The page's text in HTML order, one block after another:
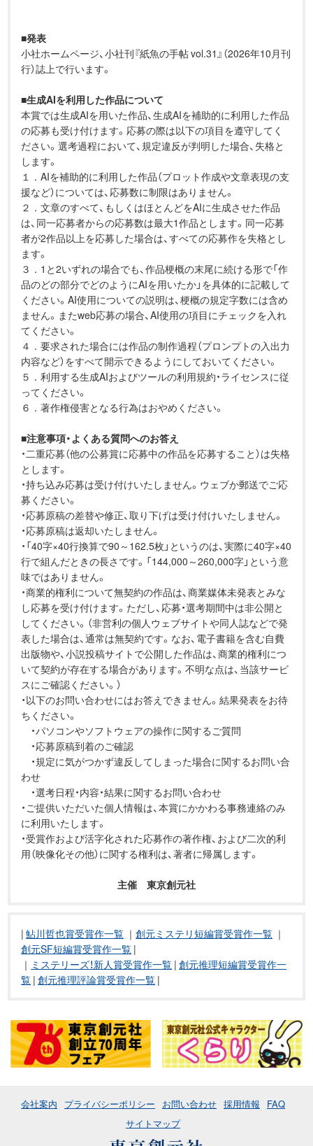
■発表
小社ホームページ、小社刊『紙魚の手帖 vol.31』（2026年10月刊
行）誌上で行います。
■生成AIを利用した作品について
本賞では生成AIを用いた作品、生成AIを補助的に利用した作品
の応募も受け付けます。応募の際は以下の項目を遵守してく
ださい。選考過程において、規定違反が判明した場合、失格と
します。
１．AIを補助的に利用した作品（プロット作成や文章表現の支
援など）については、応募数に制限はありません。
２．文章のすべて、もしくはほとんどをAIに生成させた作品
は、同一応募者からの応募数は最大1作品とします。同一応募
者が2作品以上を応募した場合は、すべての応募作を失格とし
ます。
３．1と2いずれの場合でも、作品梗概の末尾に続ける形で「作
品のどの部分でどのようにAIを用いたか」を具体的に記載して
ください。AI使用についての説明は、梗概の規定字数には含め
ません。またweb応募の場合、AI使用の項目にチェックを入れ
てください。
４．要求された場合には作品の制作過程（プロンプトの入出力
内容など）をすべて開示できるようにしておいてください。
５．利用する生成AIおよびツールの利用規約・ライセンスに従
ってください。
６．著作権侵害となる行為はおやめください。
■注意事項・よくある質問へのお答え
・二重応募（他の公募賞に応募中の作品を応募すること）は失格
とします。
・持ち込み応募は受け付けいたしません。ウェブか郵送でご応
募ください。
・応募原稿の差替や修正、取り下げは受け付けいたしません。
・応募原稿は返却いたしません。
・「40字×40行換算で90～162.5枚」というのは、実際に40字×40
行で組んだときの長さです。「144,000～260,000字」という意
味ではありません。
・商業的権利について無契約の作品は、商業媒体未発表とみな
し応募を受け付けます。ただし、応募・選考期間中は非公開と
してください。（非営利の個人ウェブサイトや同人誌などで発
表した場合は、通常は無契約です。なお、電子書籍を含む自費
出版物や、小説投稿サイトで公開した作品は、商業的権利につ
いて契約が存在する場合があります。不明な点は、当該サービ
スにご確認ください。）
・以下のお問い合わせにはお答えできません。結果発表をお待
ちください。
・パソコンやソフトウェアの操作に関するご質問
・応募原稿到着のご確認
・規定に気がつかず違反してしまった場合に関するお問い合
わせ
・選考日程・内容・結果に関するお問い合わせ
・ご提供いただいた個人情報は、本賞にかかわる事務連絡のみ
に利用いたします。
・受賞作および活字化された応募作の著作権、および二次的利
用（映像化その他）に関する権利は、著者に帰属します。
主催 東京創元社
|鮎川哲也賞受賞作一覧 ｜創元ミステリ短編賞受賞作一覧 ｜
創元SF短編賞受賞作一覧 |
｜ ミステリーズ！新人賞受賞作一覧 |創元推理短編賞受賞作一
覧 |創元推理評論賞受賞作一覧 |
会社案内 プライバシーポリシー お問い合わせ 採用情報
FAQ
サイトマップ